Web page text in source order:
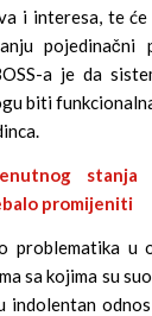
i interesa, te
pojedinačni
a je da
biti
promijeniti
problematika u
sa kojima su
indolentan